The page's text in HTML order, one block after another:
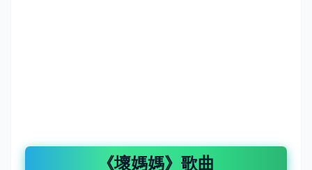
《壞媽媽》歌曲